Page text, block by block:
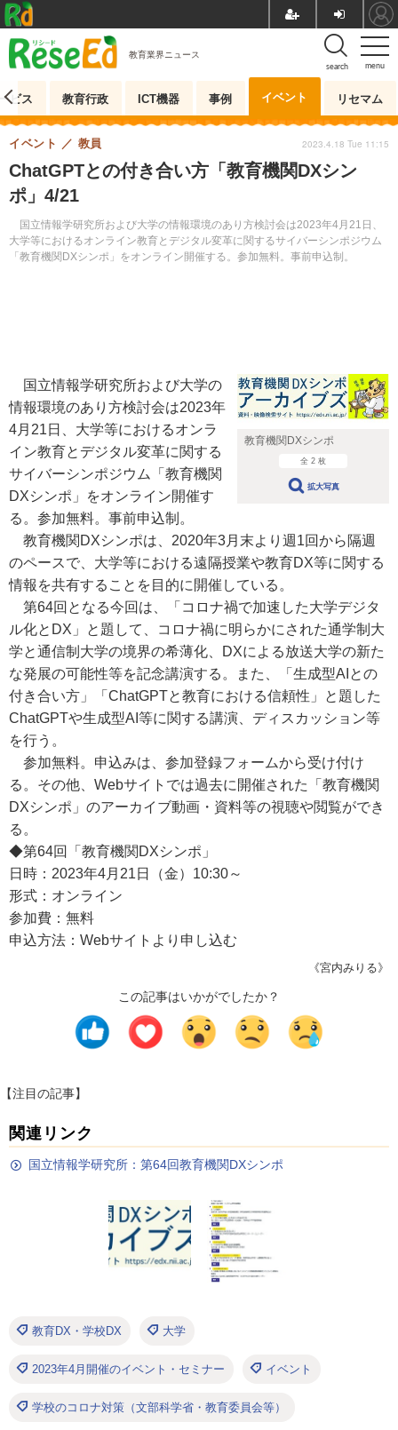
menu
search
教育業界ニュース
ビス 教育行政 ICT機器 事例 イベント リセマム
ChatGPTとの付き合い方「教育機関DXシン
ポ」4/21
国立情報学研究所および大学の情報環境のあり方検討会は2023年4月21日、
大学等におけるオンライン教育とデジタル変革に関するサイバーシンポジウム
「教育機関DXシンポ」をオンライン開催する。参加無料。事前申込制。
イベント 教員 2023.4.18 Tue 11:15
教育機関DXシンポ
全 2 枚
拡大写真
国立情報学研究所および大学の
情報環境のあり方検討会は2023年
4月21日、大学等におけるオンラ
イン教育とデジタル変革に関する
サイバーシンポジウム「教育機関
DXシンポ」をオンライン開催す
る。参加無料。事前申込制。
教育機関DXシンポは、2020年3月末より週1回から隔週
のペースで、大学等における遠隔授業や教育DX等に関する
情報を共有することを目的に開催している。
第64回となる今回は、「コロナ禍で加速した大学デジタ
ル化とDX」と題して、コロナ禍に明らかにされた通学制大
学と通信制大学の境界の希薄化、DXによる放送大学の新た
な発展の可能性等を記念講演する。また、「生成型AIとの
付き合い方」「ChatGPTと教育における信頼性」と題した
ChatGPTや生成型AI等に関する講演、ディスカッション等
を行う。
参加無料。申込みは、参加登録フォームから受け付け
る。その他、Webサイトでは過去に開催された「教育機関
DXシンポ」のアーカイブ動画・資料等の視聴や閲覧ができ
る。
◆第64回「教育機関DXシンポ」
日時：2023年4月21日（金）10:30～
形式：オンライン
参加費：無料
申込方法：Webサイトより申し込む
《宮内みりる》
この記事はいかがでしたか？
【注目の記事】
関連リンク
国立情報学研究所：第64回教育機関DXシンポ
教育DX・学校DX 大学
2023年4月開催のイベント・セミナー イベント
学校のコロナ対策（文部科学省・教育委員会等）